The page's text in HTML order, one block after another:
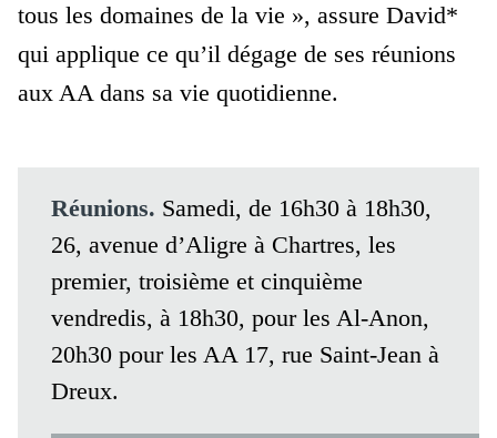
tous les domaines de la vie », assure David*
qui applique ce qu’il dégage de ses réunions
aux AA dans sa vie quotidienne.
Réunions. Samedi, de 16h30 à 18h30,
26, avenue d’Aligre à Chartres, les
premier, troisième et cinquième
vendredis, à 18h30, pour les Al-Anon,
20h30 pour les AA 17, rue Saint-Jean à
Dreux.